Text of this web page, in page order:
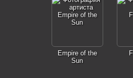
Empire of the
Sun